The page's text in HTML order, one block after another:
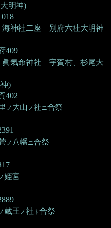
明神)
海神社二座
別府六社大明神
409
眞氣命神社
宇賀村、杉尾大
)
402
ノ 大山 ノ社 ニ合祭
ノ 八幡 ニ合祭
ノ姫宮
ノ蔵王 ノ社 ト 合祭